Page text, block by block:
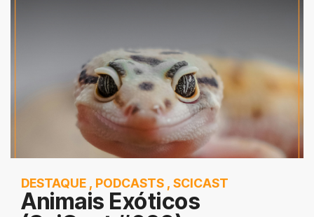
DESTAQUE , PODCASTS , SCICAST
Animais Exóticos